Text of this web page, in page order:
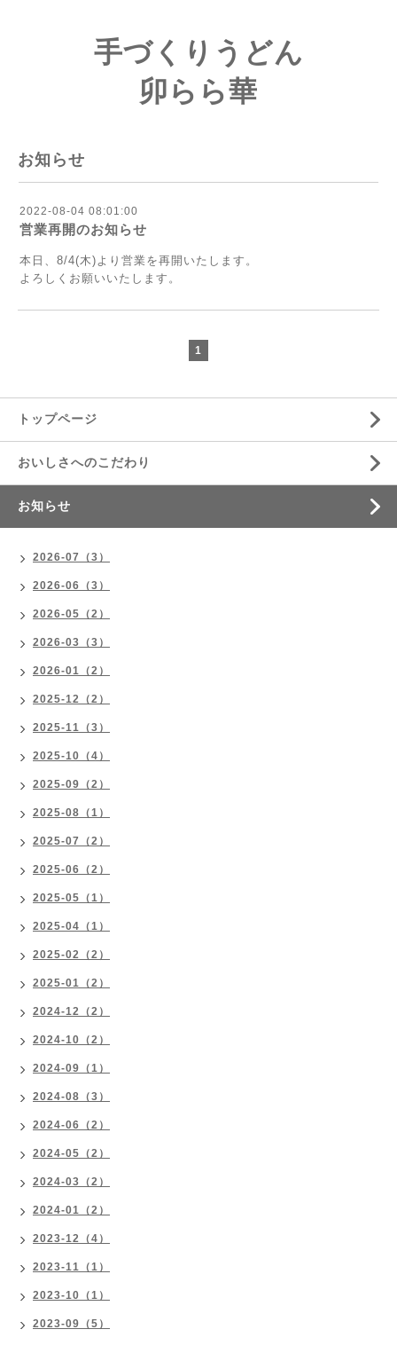
手づくりうどん
卯らら華
お知らせ
2022-08-04 08:01:00
営業再開のお知らせ
本日、8/4(木)より営業を再開いたします。
よろしくお願いいたします。
1
トップページ
おいしさへのこだわり
お知らせ
2026-07（3）
2026-06（3）
2026-05（2）
2026-03（3）
2026-01（2）
2025-12（2）
2025-11（3）
2025-10（4）
2025-09（2）
2025-08（1）
2025-07（2）
2025-06（2）
2025-05（1）
2025-04（1）
2025-02（2）
2025-01（2）
2024-12（2）
2024-10（2）
2024-09（1）
2024-08（3）
2024-06（2）
2024-05（2）
2024-03（2）
2024-01（2）
2023-12（4）
2023-11（1）
2023-10（1）
2023-09（5）